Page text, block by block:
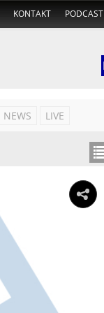
KONTAKT PODCAST
NEWS LIVE